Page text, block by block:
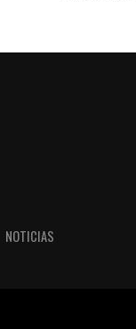
NOTICIAS